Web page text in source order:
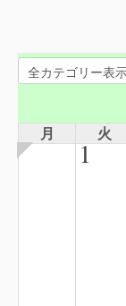
月 火
1